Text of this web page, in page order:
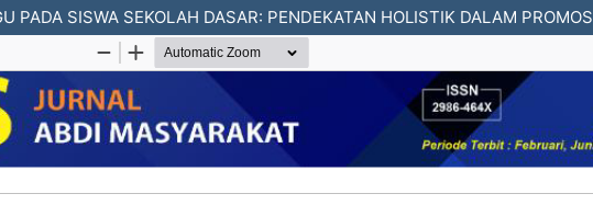
PADA SISWA SEKOLAH DASAR: PENDEKATAN HOLISTIK DALAM